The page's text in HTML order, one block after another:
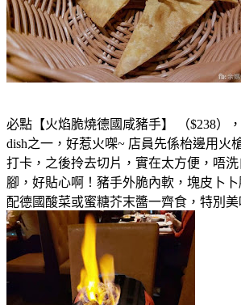
必點【火焰脆燒德國咸豬手】 （$238）
dish之一，好惹火㗎~ 店員先係枱邊用火
打卡，之後拎去切片，實在太方便，唔
腳，好貼心啊！豬手外脆內軟，塊皮卜
配德國酸菜或蜜糖芥末醬一齊食，特別美